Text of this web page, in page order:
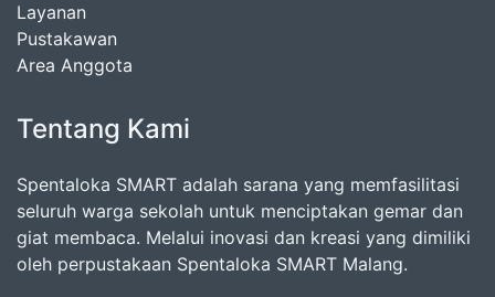
Layanan
Pustakawan
Area Anggota
Tentang Kami
Spentaloka SMART adalah sarana yang memfasilitasi
seluruh warga sekolah untuk menciptakan gemar dan
giat membaca. Melalui inovasi dan kreasi yang dimiliki
oleh perpustakaan Spentaloka SMART Malang.